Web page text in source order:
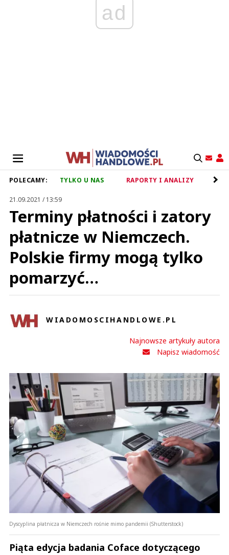
ad
POLECAMY: TYLKO U NAS RAPORTY I ANALIZY
21.09.2021 / 13:59
Terminy płatności i zatory
płatnicze w Niemczech.
Polskie firmy mogą tylko
pomarzyć…
WIADOMOSCIHANDLOWE.PL
Najnowsze artykuły autora
Napisz wiadomość
Dyscyplina płatnicza w Niemczech rośnie mimo pandemii (Shutterstock)
Piąta edycja badania Coface dotyczącego